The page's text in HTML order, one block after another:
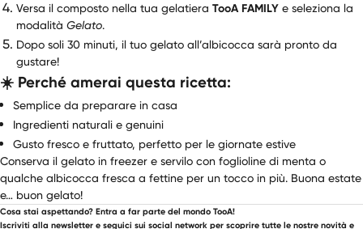
Versa il composto nella tua gelatiera TooA FAMILY e seleziona la
modalità Gelato.
Dopo soli 30 minuti, il tuo gelato all’albicocca sarà pronto da
gustare!
☀️ Perché amerai questa ricetta:
Semplice da preparare in casa
Ingredienti naturali e genuini
Gusto fresco e fruttato, perfetto per le giornate estive
Conserva il gelato in freezer e servilo con foglioline di menta o
qualche albicocca fresca a fettine per un tocco in più. Buona estate
e… buon gelato!
Cosa stai aspettando? Entra a far parte del mondo TooA!
Iscriviti alla newsletter e seguici sui social network per scoprire tutte le nostre novità e